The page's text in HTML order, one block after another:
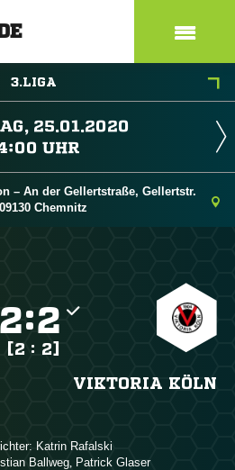
3.LIGA


– An der Gellertstraße, Gellertstr.
Chemnitz
:
[2 : 2]
VIKTORIA KÖLN
 
,  